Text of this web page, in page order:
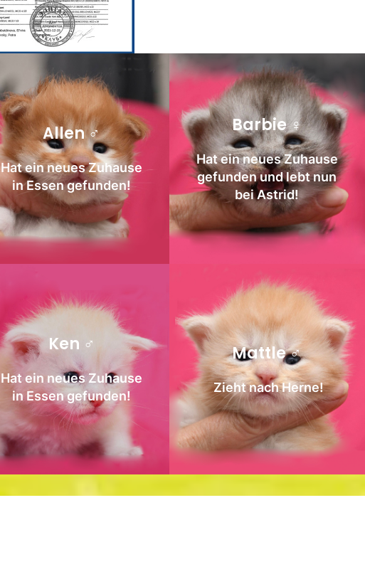
Allen ♂
Hat ein neues Zuhause
in Essen gefunden!
Barbie ♀
Hat ein neues Zuhause
gefunden und lebt nun
bei Astrid!
Ken ♂
Hat ein neues Zuhause
in Essen gefunden!
Mattle ♂
Zieht nach Herne!